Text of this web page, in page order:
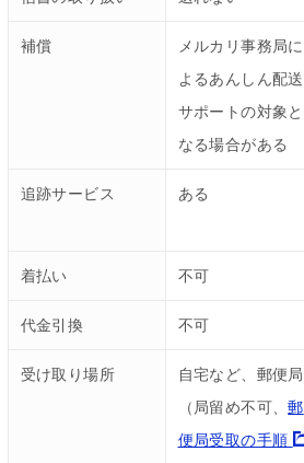
補償
メルカリ事務局に
よるあんしん配送
サポートの対象と
なる場合がある
追跡サービス ある
着払い 不可
代金引換 不可
受け取り場所
自宅など、郵便局
（局留め不可、郵
便局受取の手順